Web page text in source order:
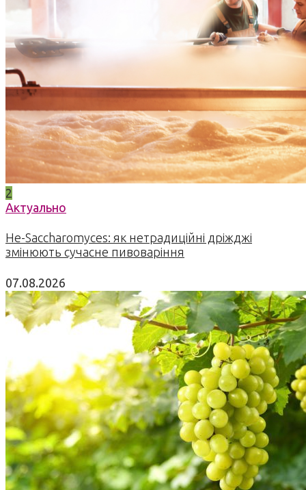
2
Актуально
Не-Saccharomyces: як нетрадиційні дріжджі
змінюють сучасне пивоваріння
07.08.2026